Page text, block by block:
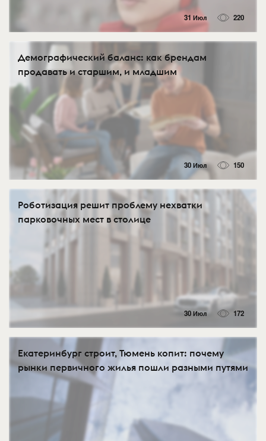
31 Июл 220
Демографический баланс: как брендам
продавать и старшим, и младшим
30 Июл 150
Роботизация решит проблему нехватки
парковочных мест в столице
30 Июл 172
Екатеринбург строит, Тюмень копит: почему
рынки первичного жилья пошли разными путями